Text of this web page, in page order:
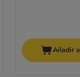
Añadir